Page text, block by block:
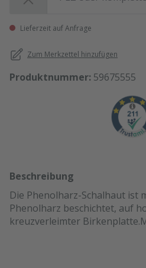
Lieferzeit auf Anfrage
Zum Merkzettel hinzufügen
Produktnummer: 59675555
Beschreibung
Die Phenolharz-Schalhaut ist
Phenolharz beschichtet, auf
kreuzverleimter